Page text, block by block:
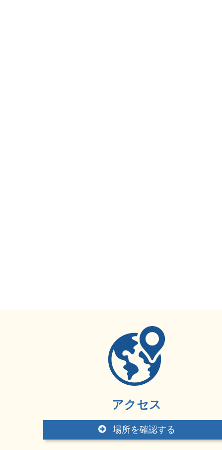
アクセス
場所を確認する